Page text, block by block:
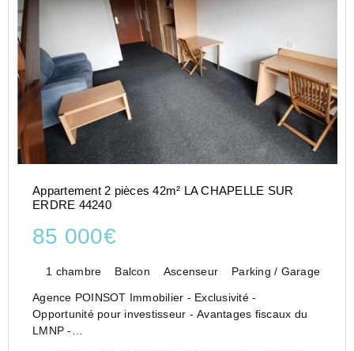
Appartement 2 pièces 42m² LA CHAPELLE SUR
ERDRE 44240
85 000€
1 chambre Balcon Ascenseur Parking / Garage
Agence POINSOT Immobilier - Exclusivité -
Opportunité pour investisseur - Avantages fiscaux du
LMNP -